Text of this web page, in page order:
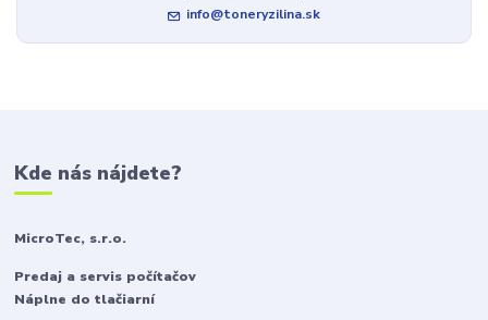
info@toneryzilina.sk
Kde nás nájdete?
MicroTec, s.r.o.
Predaj a servis počítačov
Náplne do tlačiarní